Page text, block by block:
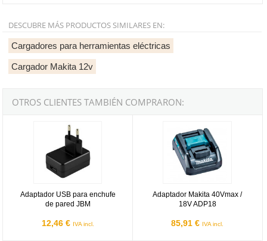
DESCUBRE MÁS PRODUCTOS SIMILARES EN:
Cargadores para herramientas eléctricas
Cargador Makita 12v
OTROS CLIENTES TAMBIÉN COMPRARON:
Adaptador USB para enchufe
de pared JBM
12,46 € IVA incl.
Adaptador Makita 40Vmax /
18V ADP18
85,91 € IVA incl.